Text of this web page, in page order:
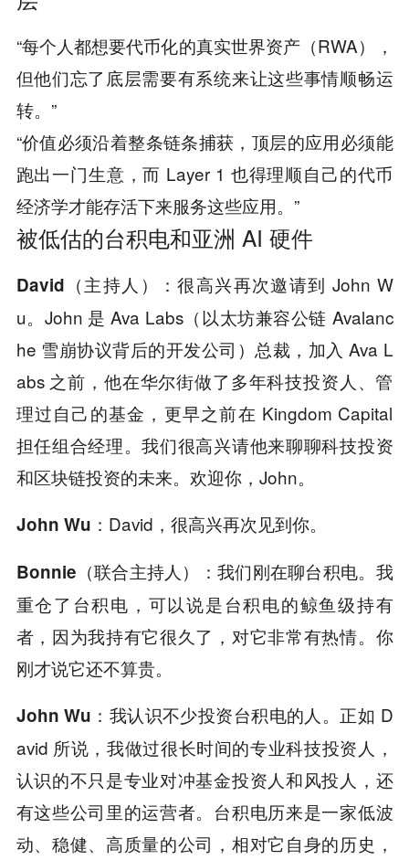
“每个人都想要代币化的真实世界资产（RWA），
但他们忘了底层需要有系统来让这些事情顺畅运
转。”
“价值必须沿着整条链条捕获，顶层的应用必须能
跑出一门生意，而 Layer 1 也得理顺自己的代币
经济学才能存活下来服务这些应用。”
被低估的台积电和亚洲 AI 硬件
David（主持人）：很高兴再次邀请到 John W
u。John 是 Ava Labs（以太坊兼容公链 Avalanc
he 雪崩协议背后的开发公司）总裁，加入 Ava L
abs 之前，他在华尔街做了多年科技投资人、管
理过自己的基金，更早之前在 Kingdom Capital
担任组合经理。我们很高兴请他来聊聊科技投资
和区块链投资的未来。欢迎你，John。
John Wu： David，很高兴再次见到你。
Bonnie（联合主持人）： 我们刚在聊台积电。我
重仓了台积电，可以说是台积电的鲸鱼级持有
者，因为我持有它很久了，对它非常有热情。你
刚才说它还不算贵。
John Wu： 我认识不少投资台积电的人。正如 D
avid 所说，我做过很长时间的专业科技投资人，
认识的不只是专业对冲基金投资人和风投人，还
有这些公司里的运营者。台积电历来是一家低波
动、稳健、高质量的公司，相对它自身的历史，